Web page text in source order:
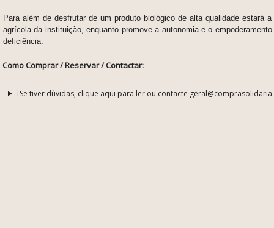
Para além de desfrutar de um produto biológico de alta qualidade estará
agrícola da instituição, enquanto promove a autonomia e o
deficiência.
Como Comprar / Reservar / Contactar:
ℹ️ Se tiver dúvidas, clique aqui para ler ou contacte